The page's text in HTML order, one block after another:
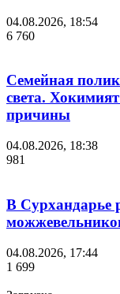
04.08.2026, 18:54
6 760
Семейная
света.
причины
04.08.2026, 18:38
981
В Сурхандарье
04.08.2026, 17:44
1 699